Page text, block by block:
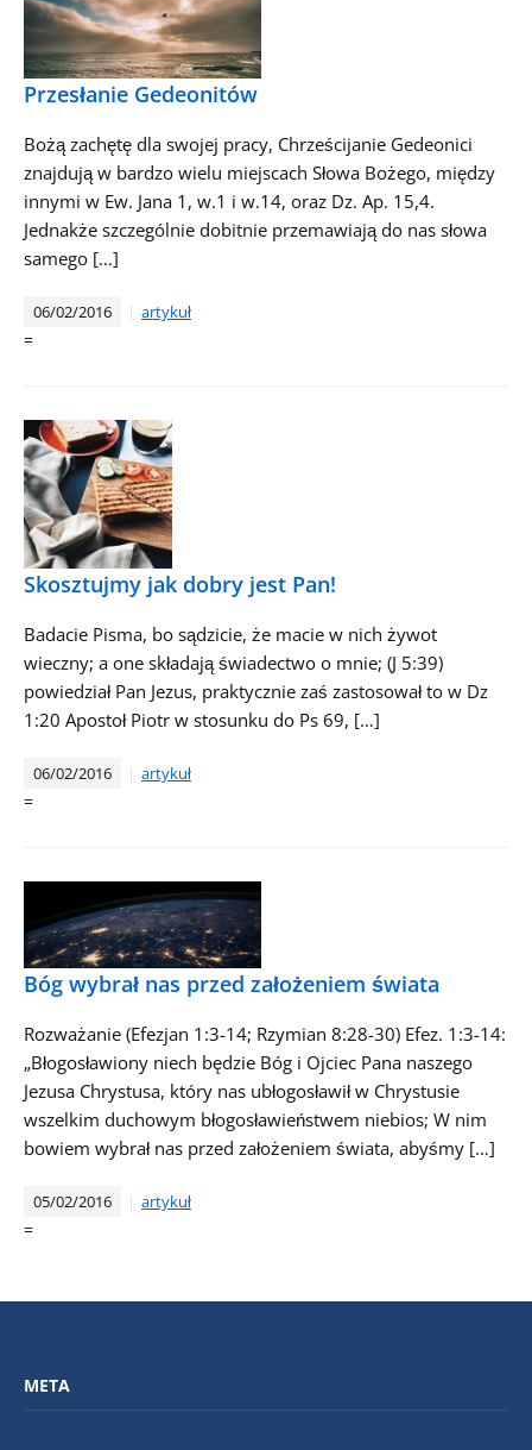
Przesłanie Gedeonitów
Bożą zachętę dla swojej pracy, Chrześcijanie Gedeonici
znajdują w bardzo wielu miejscach Słowa Bożego, między
innymi w Ew. Jana 1, w.1 i w.14, oraz Dz. Ap. 15,4.
Jednakże szczególnie dobitnie przemawiają do nas słowa
samego […]
06/02/2016 artykuł
=
Skosztujmy jak dobry jest Pan!
Badacie Pisma, bo sądzicie, że macie w nich żywot
wieczny; a one składają świadectwo o mnie; (J 5:39)
powiedział Pan Jezus, praktycznie zaś zastosował to w Dz
1:20 Apostoł Piotr w stosunku do Ps 69, […]
06/02/2016 artykuł
=
Bóg wybrał nas przed założeniem świata
Rozważanie (Efezjan 1:3-14; Rzymian 8:28-30) Efez. 1:3-14:
„Błogosławiony niech będzie Bóg i Ojciec Pana naszego
Jezusa Chrystusa, który nas ubłogosławił w Chrystusie
wszelkim duchowym błogosławieństwem niebios; W nim
bowiem wybrał nas przed założeniem świata, abyśmy […]
05/02/2016 artykuł
=
META